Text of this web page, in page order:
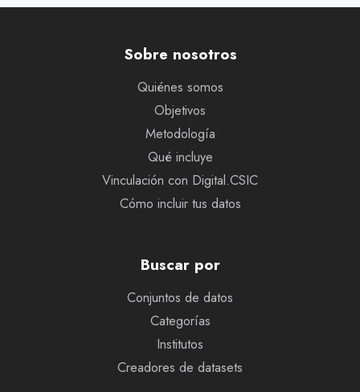
Sobre nosotros
Quiénes somos
Objetivos
Metodología
Qué incluye
Vinculación con Digital.CSIC
Cómo incluir tus datos
Buscar por
Conjuntos de datos
Categorías
Institutos
Creadores de datasets